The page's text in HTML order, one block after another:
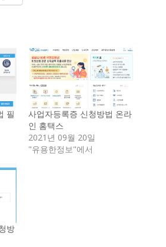
필
사업자등록증 신청방법 온라
인 홈택스
2021년 09월 20일
"유용한정보"에서
방